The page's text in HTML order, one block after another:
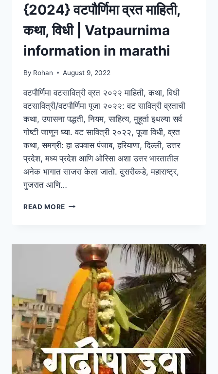
बकरी
ईद
महत्व/
कथा
{2024} वटपौर्णिमा व्रत माहिती,
कथा, विधी | Vatpaurnima
information in marathi
By Rohan August 9, 2022
वटपौर्णिमा वटसावित्री व्रत २०२२ माहिती, कथा, विधी
वटसावित्री/वटपौर्णिमा पूजा २०२२: वट सावित्री व्रताची
कथा, उपासना पद्धती, नियम, साहित्य, मुहूर्ता इथल्या सर्व
गोष्टी जाणून घ्या. वट सावित्री २०२२, पूजा विधी, व्रत
कथा, समग्री: हा उपवास पंजाब, हरियाणा, दिल्ली, उत्तर
प्रदेश, मध्य प्रदेश आणि ओरिसा अशा उत्तर भारतातील
अनेक भागात साजरा केला जातो. दुसरीकडे, महाराष्ट्र,
गुजरात आणि…
READ MORE {2024}
कथा,
विधी
VATPAURNIMA
INFORMATION
IN
MARATHI